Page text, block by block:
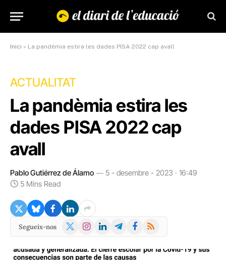
Inici » La pandèmia estira les dades PISA 2022 cap avall
ACTUALITAT
La pandèmia estira les
dades PISA 2022 cap
avall
Pablo Gutiérrez de Álamo
5 - desembre - 2023 · 16:49
5 Mins Read
Segueix-nos
X
Instagram
LinkedInTelegramFacebook
RSS